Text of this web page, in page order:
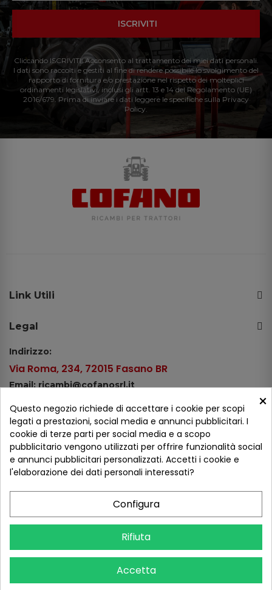
ISCRIVITI
Cliccando ISCRIVITI: Acconsento al trattamento dei miei dati personali.
I dati sono raccolti e gestiti al fine di rendere possibile lo svolgimento del
rapporto di fornitura e/o prestazione nel rispetto dei molteplici
ordinamenti legislativi, inclusi gli artt. 13 e 14 del Regolamento (UE)
2016/679. Prima di inviare i dati leggere le specifiche sulla Privacy
Policy.
Link Utili
Legal
Indirizzo:
Via Roma, 234, 72015 Fasano BR
Email: ricambi@cofanosrl.it
Tel.: +39 080 44 13 478
WhatsApp: +39 334 98 51 100
Metodi di pagamento
×
Questo negozio richiede di accettare i cookie per scopi
legati a prestazioni, social media e annunci pubblicitari. I
cookie di terze parti per social media e a scopo
pubblicitario vengono utilizzati per offrire funzionalità social
e annunci pubblicitari personalizzati. Accetti i cookie e
l'elaborazione dei dati personali interessati?
Configura
Rifiuta
Accetta